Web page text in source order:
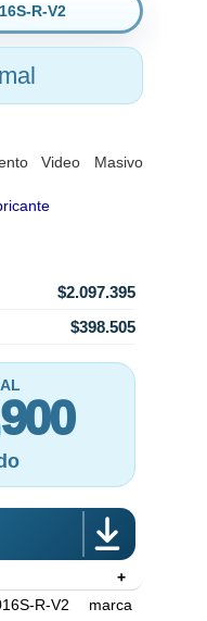
R-V2
Video Masivo
$2.097.395
$398.505
Dahua.
R-V2 marca